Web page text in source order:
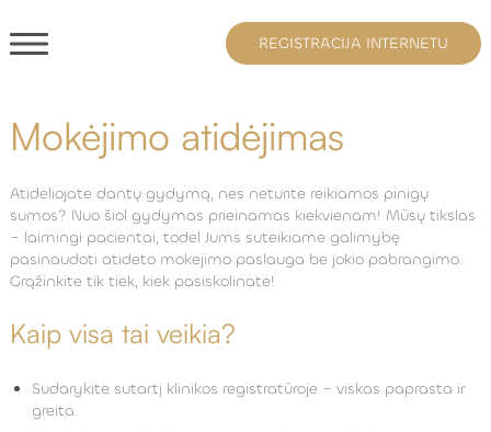
REGISTRACIJA INTERNETU
Mokėjimo atidėjimas
Atidėliojate dantų gydymą, nes neturite reikiamos pinigų
sumos? Nuo šiol gydymas prieinamas kiekvienam! Mūsų tikslas
– laimingi pacientai, todėl Jums suteikiame galimybę
pasinaudoti atidėto mokėjimo paslauga be jokio pabrangimo.
Grąžinkite tik tiek, kiek pasiskolinate!
Kaip visa tai veikia?
Sudarykite sutartį klinikos registratūroje – viskas paprasta ir
greita.